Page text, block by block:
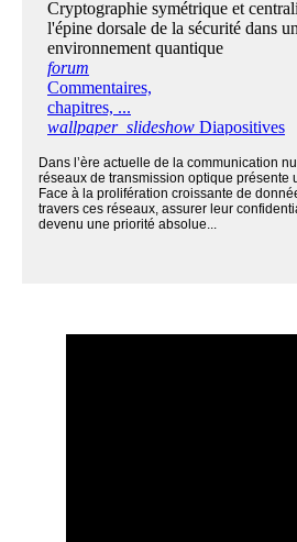
Dans l’ère actuelle de la communication
réseaux de transmission optique présente
Face à la prolifération croissante de
travers ces réseaux, assurer leur
devenu une priorité absolue...